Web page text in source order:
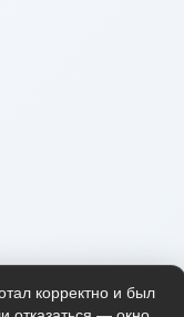
корректно и был